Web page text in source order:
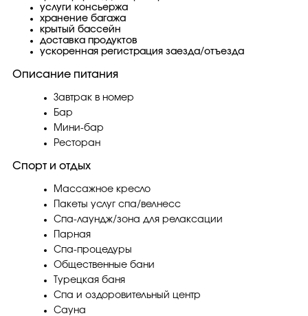
услуги консьержа
хранение багажа
крытый бассейн
доставка продуктов
ускоренная регистрация заезда/отъезда
Описание питания
Завтрак в номер
Бар
Мини-бар
Ресторан
Спорт и отдых
Массажное кресло
Пакеты услуг спа/велнесс
Спа-лаундж/зона для релаксации
Парная
Спа-процедуры
Общественные бани
Турецкая баня
Спа и оздоровительный центр
Сауна